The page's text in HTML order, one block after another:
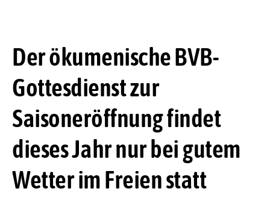
Der ökumenische BVB-
Gottesdienst zur
Saisoneröffnung findet
dieses Jahr nur bei gutem
Wetter im Freien statt